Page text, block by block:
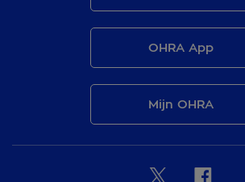
OHRA App
Mijn OHRA